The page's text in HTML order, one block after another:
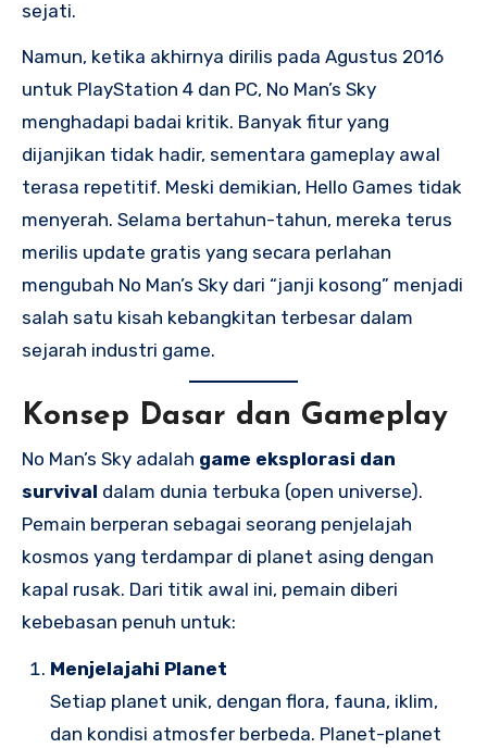
sejati.
Namun, ketika akhirnya dirilis pada Agustus 2016
untuk PlayStation 4 dan PC, No Man’s Sky
menghadapi badai kritik. Banyak fitur yang
dijanjikan tidak hadir, sementara gameplay awal
terasa repetitif. Meski demikian, Hello Games tidak
menyerah. Selama bertahun-tahun, mereka terus
merilis update gratis yang secara perlahan
mengubah No Man’s Sky dari “janji kosong” menjadi
salah satu kisah kebangkitan terbesar dalam
sejarah industri game.
Konsep Dasar dan Gameplay
No Man’s Sky adalah game eksplorasi dan
survival dalam dunia terbuka (open universe).
Pemain berperan sebagai seorang penjelajah
kosmos yang terdampar di planet asing dengan
kapal rusak. Dari titik awal ini, pemain diberi
kebebasan penuh untuk:
Menjelajahi Planet
Setiap planet unik, dengan flora, fauna, iklim,
dan kondisi atmosfer berbeda. Planet-planet